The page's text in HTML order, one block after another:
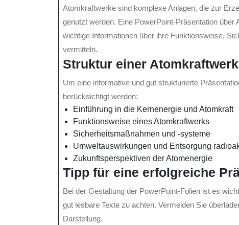
Atomkraftwerke sind komplexe Anlagen, die zur
genutzt werden. Eine PowerPoint-Präsentation
wichtige Informationen über ihre Funktionsweise,
vermitteln.
Struktur einer
Um eine informative und gut strukturierte
berücksichtigt werden:
Einführung in die Kernenergie und Atomkraft
Funktionsweise eines Atomkraftwerks
Sicherheitsmaßnahmen und -systeme
Umweltauswirkungen und Entsorgung
Zukunftsperspektiven der Atomenergie
Tipp für eine erfolgreiche
Bei der Gestaltung der PowerPoint-Folien ist es
gut lesbare Texte zu achten. Vermeiden Sie
Darstellung.